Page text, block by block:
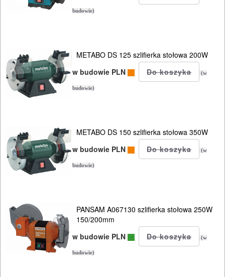
pilarki
pilarki
tarczowe
piły
betonu
komórkowego
piły
szablowe
piły
taśmowe
pistolety
elektryczne
budowie)
METABO DS 125 szlifierka stołowa 200W
w budowie PLN
(w
budowie)
METABO DS 150 szlifierka stołowa 350W
w budowie PLN
(w
budowie)
PANSAM A067130 szlifierka stołowa 250W
150/200mm
w budowie PLN
(w
budowie)